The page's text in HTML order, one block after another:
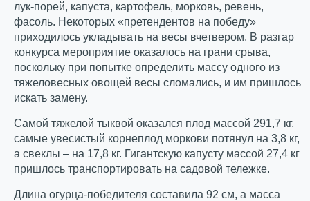
лук-порей, капуста, картофель, морковь, ревень,
фасоль. Некоторых «претендентов на победу»
приходилось укладывать на весы вчетвером. В разгар
конкурса мероприятие оказалось на грани срыва,
поскольку при попытке определить массу одного из
тяжеловесных овощей весы сломались, и им пришлось
искать замену.
Самой тяжелой тыквой оказался плод массой 291,7 кг,
самые увесистый корнеплод моркови потянул на 3,8 кг,
а свеклы – на 17,8 кг. Гигантскую капусту массой 27,4 кг
пришлось транспортировать на садовой тележке.
Длина огурца-победителя составила 92 см, а масса